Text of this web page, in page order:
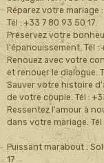
Réparez votre mariage
Tél : +33 7 80 93 50 17
Préservez votre
l'épanouissement. Tél :
Renouez avec votre
et renouer le dialogue.
Sauver votre histoire
de votre couple. Tél :
Ressentez l'amour à
dans votre mariage. Tél
Puissant marabout :
17